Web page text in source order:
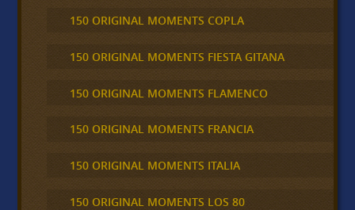
150 ORIGINAL MOMENTS COPLA
150 ORIGINAL MOMENTS FIESTA GITANA
150 ORIGINAL MOMENTS FLAMENCO
150 ORIGINAL MOMENTS FRANCIA
150 ORIGINAL MOMENTS ITALIA
150 ORIGINAL MOMENTS LOS 80